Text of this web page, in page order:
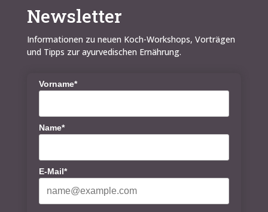
Newsletter
Informationen zu neuen Koch-Workshops, Vorträgen
und Tipps zur ayurvedischen Ernährung.
Vorname*
Name*
E-Mail*